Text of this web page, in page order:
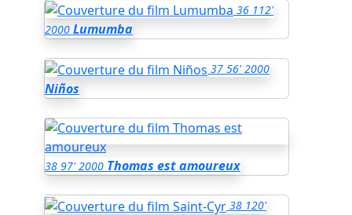
36 112'
2000 Lumumba
37 56' 2000
Niños
38 97' 2000 Thomas est amoureux
38 120'